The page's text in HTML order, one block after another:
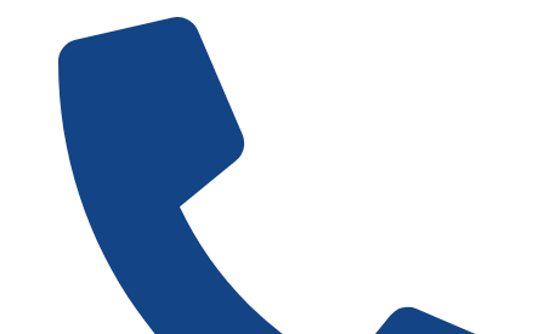
indholdet